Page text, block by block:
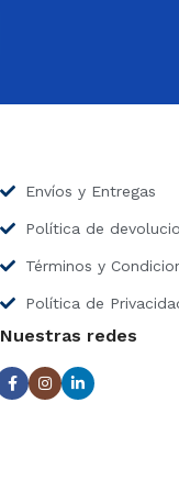
Envíos y Entregas
Política de
Términos y
Política de
Nuestras redes